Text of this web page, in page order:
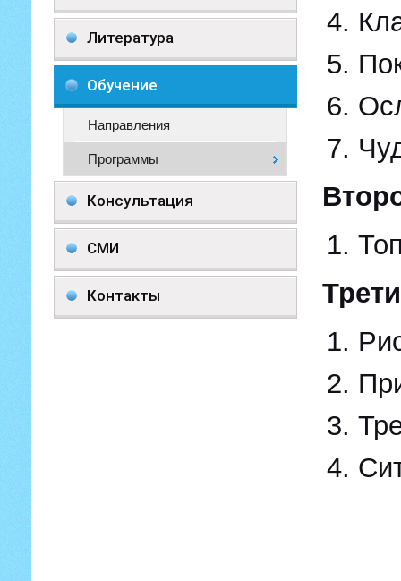
Литература
Обучение
Направления
Программы
Консультация
СМИ
Контакты